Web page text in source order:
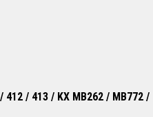
412 / 413 / KX MB262 / MB772 /